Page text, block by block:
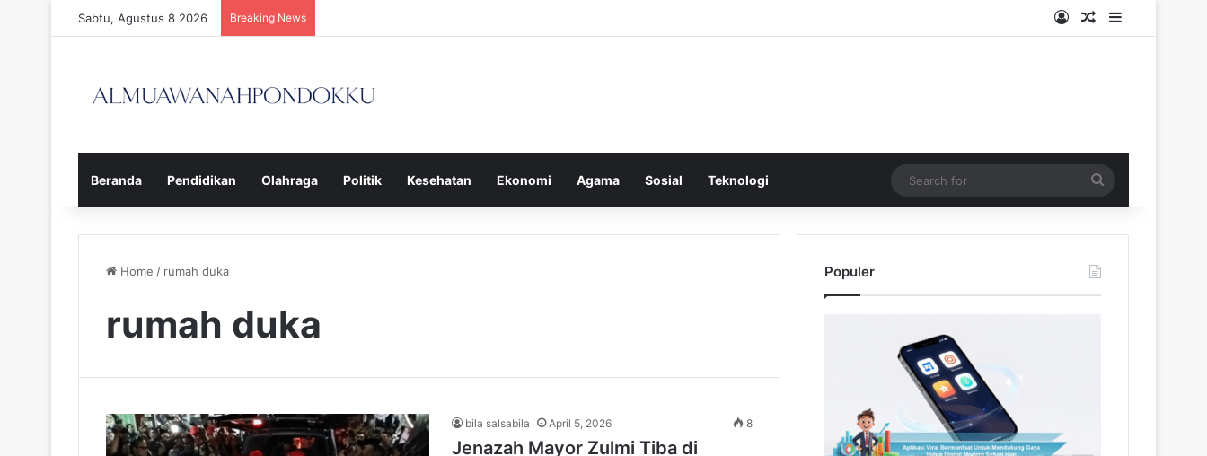
Sabtu, Agustus 8 2026 Breaking News Log InRandom Article
Sidebar
Beranda Pendidikan Olahraga Politik Kesehatan Ekonomi Agama Sosial Teknologi
for
Home / rumah duka
rumah duka
bila salsabila April 5, 2026 8
Jenazah Mayor Zulmi Tiba di
Populer